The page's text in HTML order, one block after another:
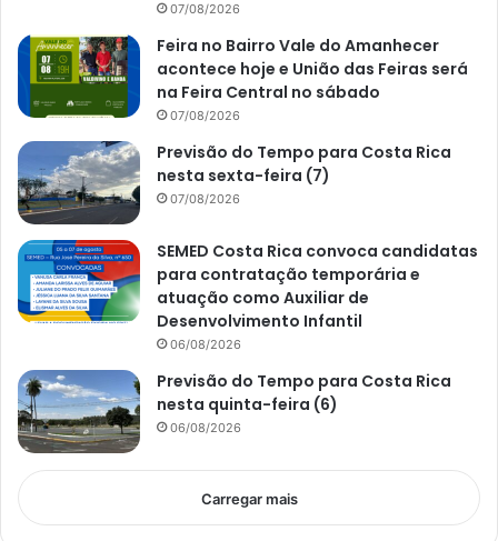
07/08/2026
Feira no Bairro Vale do Amanhecer
acontece hoje e União das Feiras será
na Feira Central no sábado
07/08/2026
Previsão do Tempo para Costa Rica
nesta sexta-feira (7)
07/08/2026
SEMED Costa Rica convoca candidatas
para contratação temporária e
atuação como Auxiliar de
Desenvolvimento Infantil
06/08/2026
Previsão do Tempo para Costa Rica
nesta quinta-feira (6)
06/08/2026
Carregar mais